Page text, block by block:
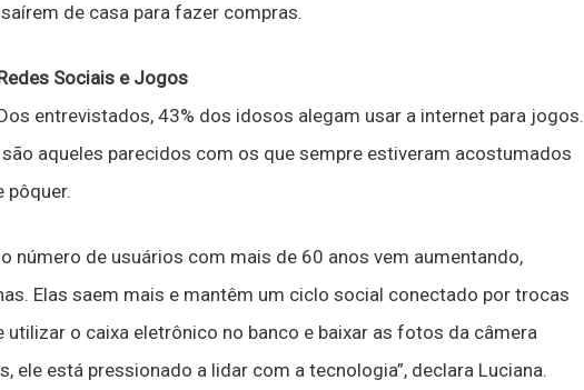
de casa para fazer compras.
Sociais e Jogos
entrevistados, 43% dos idosos alegam usar a internet para jogos.
aqueles parecidos com os que sempre estiveram acostumados
pôquer.
número de usuários com mais de 60 anos vem aumentando,
Elas saem mais e mantêm um ciclo social conectado por trocas
utilizar o caixa eletrônico no banco e baixar as fotos da câmera
ele está pressionado a lidar com a tecnologia”, declara Luciana.